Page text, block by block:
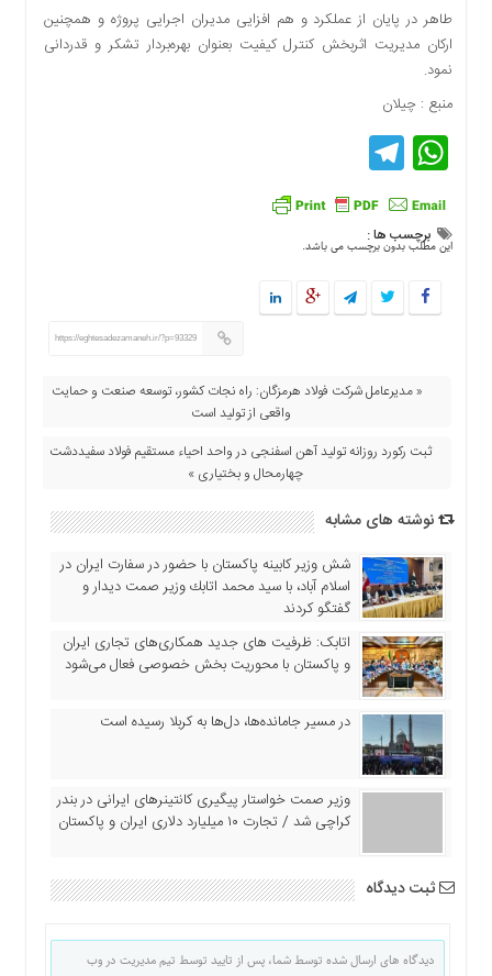
فرهنگ
بین
یادداشت
چند
رسانه
طاهر در پایان از عملکرد و هم افزایی مدیران اجرایی پروژه و همچنین
ارکان مدیریت اثربخش کنترل کیفیت بعنوان بهره‌بردار تشکر و قدردانی
نمود.
منبع : چیلان
WhatsApp
Telegram
برچسب ها :
این مطلب بدون برچسب می باشد.
https://eghtesadezamaneh.ir/?p=93329
« مدیرعامل شرکت فولاد هرمزگان: راه نجات کشور، توسعه صنعت و حمایت
واقعی از تولید است
ثبت رکورد روزانه تولید آهن اسفنجی در واحد احیاء مستقیم فولاد سفیددشت
چهارمحال و بختیاری »
نوشته های مشابه
شش وزیر کابینه پاکستان با حضور در سفارت ایران در
اسلام آباد، با سيد محمد اتابك وزير صمت ديدار و
گفتگو كردند
اتابک: ظرفیت های جدید همکاری‌های تجاری ایران
و پاکستان با محوریت بخش خصوصی فعال می‌شود
در مسیر جا‌مانده‌ها، دل‌ها به کربلا رسیده است
وزیر صمت خواستار پیگیری کانتینرهای ایرانی در بندر
کراچی شد / تجارت ۱۰ میلیارد دلاری ایران و پاکستان
ثبت دیدگاه
دیدگاه های ارسال شده توسط شما، پس از تایید توسط تیم مدیریت در وب